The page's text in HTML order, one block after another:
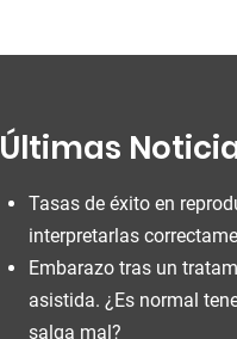
Últimas
Tasas de éxito en
interpretarlas
Embarazo tras un
asistida. ¿Es normal
salga mal?